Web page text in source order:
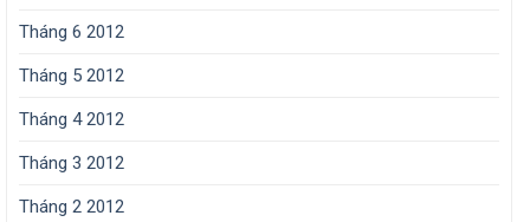
Tháng 6 2012
Tháng 5 2012
Tháng 4 2012
Tháng 3 2012
Tháng 2 2012